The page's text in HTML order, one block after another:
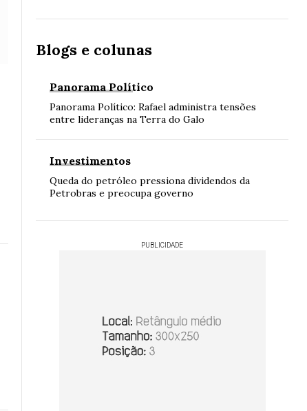
Blogs e colunas
Panorama Político
Panorama Político: Rafael administra tensões
entre lideranças na Terra do Galo
Investimentos
Queda do petróleo pressiona dividendos da
Petrobras e preocupa governo
PUBLICIDADE